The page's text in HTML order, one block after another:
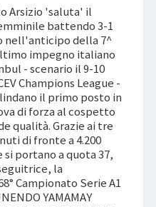
Arsizio 'saluta' il
battendo 3-1
nell'anticipo della 7^
impegno italiano
- scenario il 9-10
Champions League -
il primo posto in
di forza al cospetto
qualità. Grazie ai tre
di fronte a 4.200
portano a quota 37,
la
Campionato Serie A1
YAMAMAY